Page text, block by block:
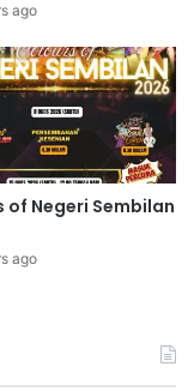
ago
of Negeri Sembilan
ago